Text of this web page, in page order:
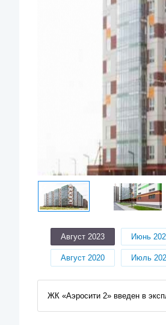
Август 2023 Июнь
Август 2020 Июль
ЖК «Аэросити 2» введен в